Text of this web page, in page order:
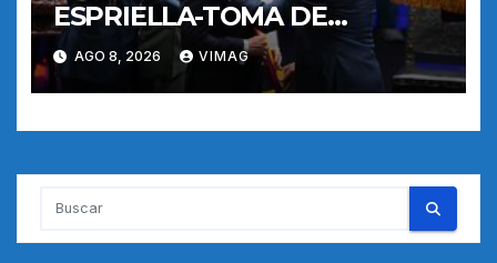
ESPRIELLA-TOMA DE
POSESION
AGO 8, 2026 VIMAG